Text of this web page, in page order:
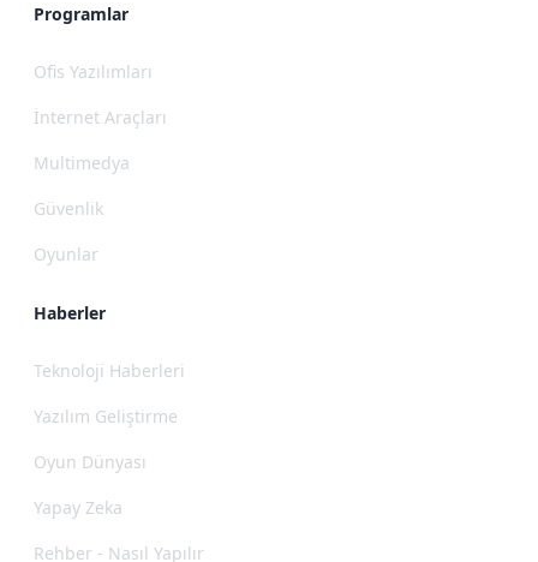
Programlar
Ofis Yazılımları
İnternet Araçları
Multimedya
Güvenlik
Oyunlar
Haberler
Teknoloji Haberleri
Yazılım Geliştirme
Oyun Dünyası
Yapay Zeka
Rehber - Nasıl Yapılır